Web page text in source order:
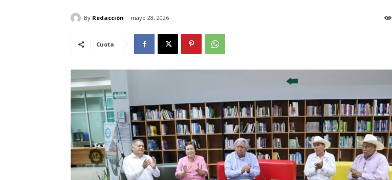
By Redacción mayo 28, 2026
Cuota